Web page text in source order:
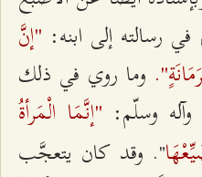
رسالته إلى ابنه: "إنَّ
وما روي في ذلك
وسلّم: "إنَّمَا الْمَرأةُ
". وقد كان يتعجَّب